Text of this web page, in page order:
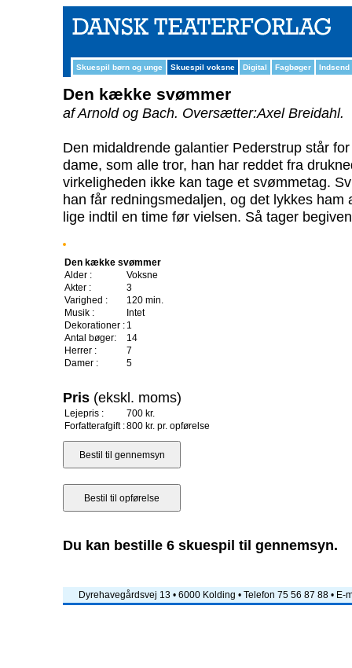
Skuespil børn og unge Skuespil voksne Digital Fagbøger Indsend
Den kække svømmer
af Arnold og Bach. Oversætter:Axel Breidahl.
Den midaldrende galantier Pederstrup står
dame, som alle tror, han har reddet fra
virkeligheden ikke kan tage et svømmetag.
han får redningsmedaljen, og det lykkes
lige indtil en time før vielsen. Så tager
Den kække svømmer
Alder :
Voksne
Akter :
3
Varighed :
120 min.
Musik :
Intet
Dekorationer : 1
Antal bøger:
14
Herrer :
7
Damer :
5
Pris (ekskl. moms)
Lejepris :
700 kr.
Forfatterafgift :800 kr. pr. opførelse
Du kan bestille 6 skuespil til gennemsyn.
Dyrehavegårdsvej 13 • 6000 Kolding • Telefon 75 56 87 88 • E-